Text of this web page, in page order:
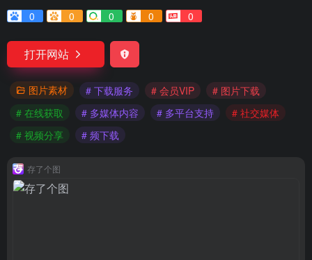
0
0 0 0 0
打开网站
图片素材 # 下载服务 # 会员VIP
# 图片下载
# 在线获取
# 多媒体内容 # 多平台支持
# 社交媒体
# 视频分享
# 频下载
存了个图